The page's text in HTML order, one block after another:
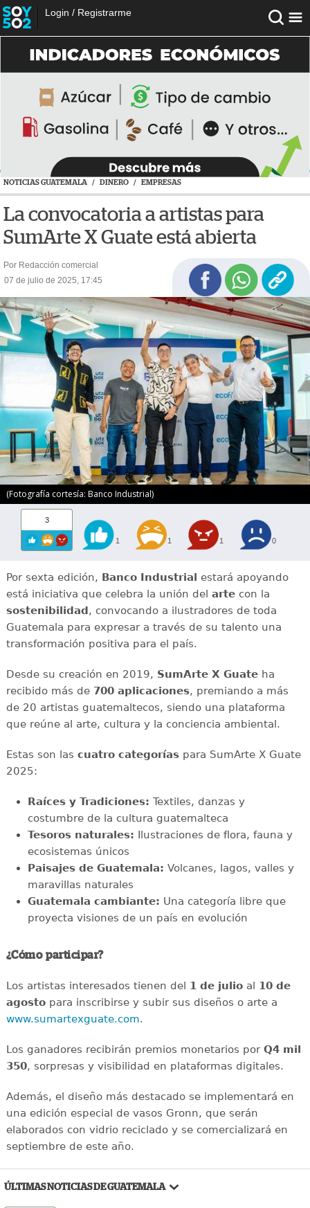
Login / Registrarme
NOTICIAS GUATEMALA / DINERO / EMPRESAS
La convocatoria a artistas para
SumArte X Guate está abierta
Por Redacción comercial
07 de julio de 2025, 17:45
(Fotografía cortesía: Banco Industrial)
3
1 1 1 0
Por sexta edición, Banco Industrial estará apoyando
está iniciativa que celebra la unión del artecon la
sostenibilidad, convocando a ilustradores de toda
Guatemala para expresar a través de su talento una
transformación positiva para el país.
Desde su creación en 2019, SumArte X Guateha
recibido más de 700 aplicaciones, premiando a más
de 20 artistas guatemaltecos, siendo una plataforma
que reúne al arte, cultura y la conciencia ambiental.
Estas son las cuatro categoríaspara SumArte X Guate
2025:
Raíces y Tradiciones: Textiles, danzas y
costumbre de la cultura guatemalteca
Tesoros naturales: Ilustraciones de flora, fauna y
ecosistemas únicos
Paisajes de Guatemala: Volcanes, lagos, valles y
maravillas naturales
Guatemala cambiante: Una categoría libre que
proyecta visiones de un país en evolución
¿Cómo participar?
Los artistas interesados tienen del 1 de julioal 10 de
agostopara inscribirse y subir sus diseños o arte a
www.sumartexguate.com.
Los ganadores recibirán premios monetarios por Q4 mil
350, sorpresas y visibilidad en plataformas digitales.
Además, el diseño más destacado se implementará en
una edición especial de vasos Gronn, que serán
elaborados con vidrio reciclado y se comercializará en
septiembre de este año.
ÚLTIMAS NOTICIAS DE GUATEMALA